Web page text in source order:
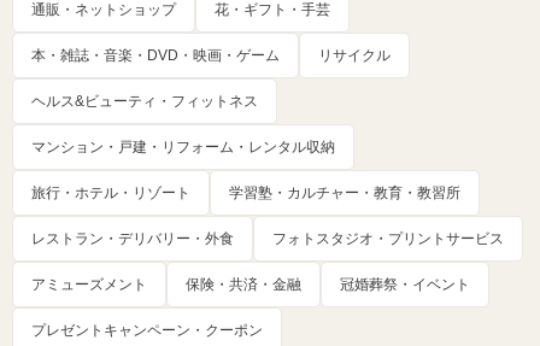
通販・ネットショップ 花・ギフト・手芸
本・雑誌・音楽・DVD・映画・ゲーム リサイクル
ヘルス&ビューティ・フィットネス
マンション・戸建・リフォーム・レンタル収納
旅行・ホテル・リゾート 学習塾・カルチャー・教育・教習所
レストラン・デリバリー・外食 フォトスタジオ・プリントサービス
アミューズメント 保険・共済・金融 冠婚葬祭・イベント
プレゼントキャンペーン・クーポン